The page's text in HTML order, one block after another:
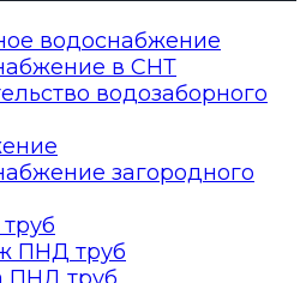
водоснабжение
в СНТ
водозаборного
загородного
ПНД труб